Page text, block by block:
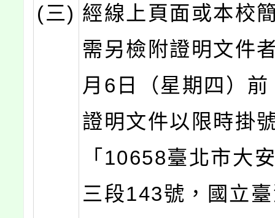
(三) 經線上頁面或本校
需另檢附證明文件
月6日（星期四）
證明文件以限時掛
「10658臺北市大
三段143號，國立